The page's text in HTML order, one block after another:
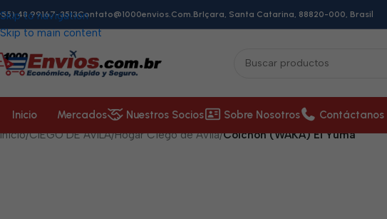
Skip to navigation
Skip to main content
48 99167-3513Contato@1000envios.com.brIçara, Santa Catarina, 88820-000, Brasil
Inicio Mercados Nuestros Socios Sobre Nosotros Contáctanos
Inicio/CIEGO DE ÁVILA/Hogar Ciego de Ávila/Colchón (WAKA) El Yuma